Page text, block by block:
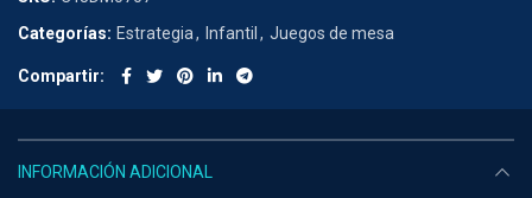
Categorías: Estrategia, Infantil , Juegos de mesa
Compartir
INFORMACIÓN ADICIONAL